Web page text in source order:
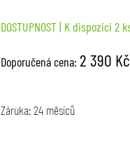
DOSTUPNOST | K dispozici 2
Doporučená cena: 2 390 Kč
Záruka: 24 měsíců